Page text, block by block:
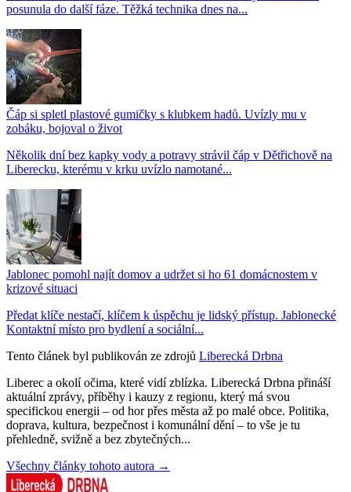
posunula do další fáze. Těžká technika dnes na...
Čáp si spletl plastové gumičky s klubkem hadů. Uvízly mu v
zobáku, bojoval o život
Několik dní bez kapky vody a potravy strávil čáp v Dětřichově na
Liberecku, kterému v krku uvízlo namotané...
Jablonec pomohl najít domov a udržet si ho 61 domácnostem v
krizové situaci
Předat klíče nestačí, klíčem k úspěchu je lidský přístup. Jablonecké
Kontaktní místo pro bydlení a sociální...
Tento článek byl publikován ze zdrojů Liberecká Drbna
Liberec a okolí očima, které vidí zblízka. Liberecká Drbna přináší
aktuální zprávy, příběhy i kauzy z regionu, který má svou
specifickou energii – od hor přes města až po malé obce. Politika,
doprava, kultura, bezpečnost i komunální dění – to vše je tu
přehledně, svižně a bez zbytečných...
Všechny články tohoto autora →